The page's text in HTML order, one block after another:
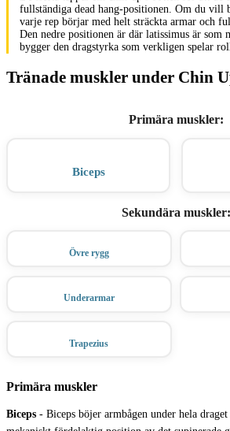
fullständiga dead hang-positionen. Om du vill
varje rep börjar med helt sträckta armar och
Den nedre positionen är där latissimus är som
bygger den dragstyrka som verkligen spelar
Tränade muskler under Chin
Primära muskler:
Biceps
Sekundära muskler:
Övre rygg
Underarmar
Trapezius
Primära muskler
Biceps - Biceps böjer armbågen under hela